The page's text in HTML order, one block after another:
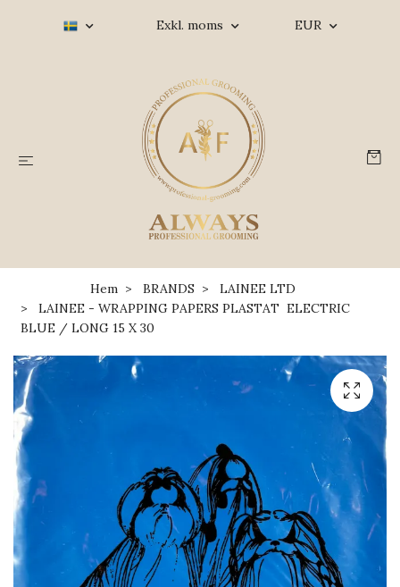
Exkl. moms EUR
Hem BRANDS
LAINEE LTD
LAINEE - WRAPPING PAPERS PLASTAT ELECTRIC
BLUE / LONG 15 X 30